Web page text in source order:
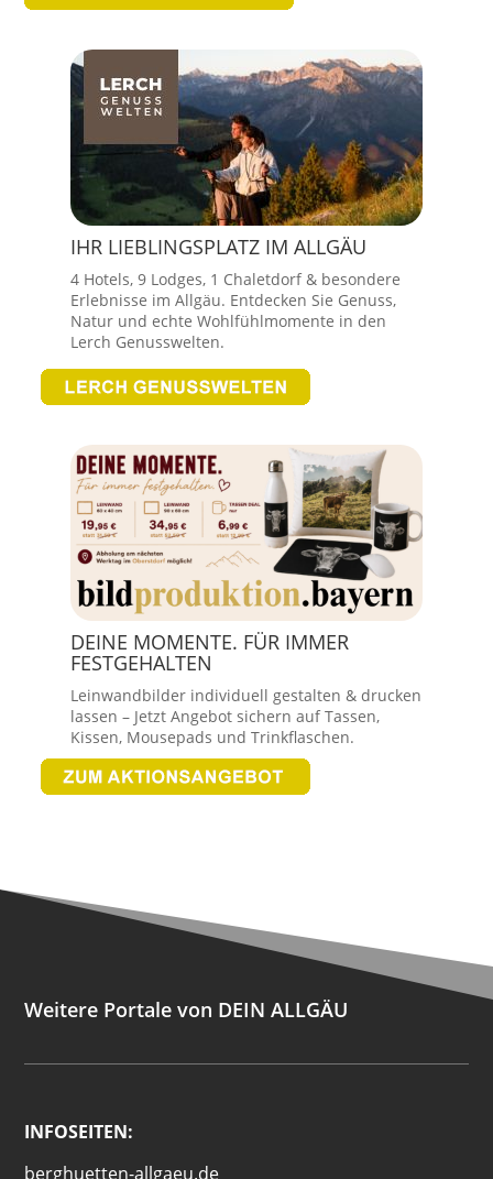
IHR LIEBLINGSPLATZ IM ALLGÄU
4 Hotels, 9 Lodges, 1 Chaletdorf & besondere
Erlebnisse im Allgäu. Entdecken Sie Genuss,
Natur und echte Wohlfühlmomente in den
Lerch Genusswelten.
DEINE MOMENTE. FÜR IMMER
FESTGEHALTEN
Leinwandbilder individuell gestalten & drucken
lassen – Jetzt Angebot sichern auf Tassen,
Kissen, Mousepads und Trinkflaschen.
Weitere Portale von DEIN ALLGÄU
INFOSEITEN:
berghuetten-allgaeu.de